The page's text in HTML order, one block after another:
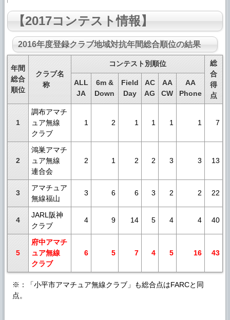
【2017コンテスト情報】
2016年度登録クラブ地域対抗年間総合順位の結果
年間
総合
順位
クラブ名
称
コンテスト別順位
総
合
得
点
ALL
JA
6m &
Down
Field
Day
AC
AG
AA
CW
AA
Phone
1
調布アマチ
ュア無線
クラブ
1 2 1 1 1 1 7
2
鴻巣アマチ
ュア無線
連合会
2 1 2 2 3 3 13
3
アマチュア
無線福山
3 6 6 3 2 2 22
4
JARL阪神
クラブ
4 9 14 5 4 4 40
5
府中アマチ
ュア無線
クラブ
6 5 7 4 5 16 43
※：「小平市アマチュア無線クラブ」も総合点はFARCと同
点。